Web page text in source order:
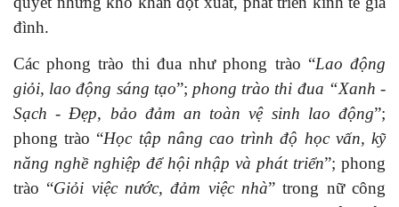
đình.
Các phong trào thi đua như phong trào “Lao động
giỏi, lao động sáng tạo”; phong trào thi đua “Xanh -
Sạch - Đẹp, bảo đảm an toàn vệ sinh lao động”;
phong trào “Học tập nâng cao trình độ học vấn, kỹ
năng nghề nghiệp để hội nhập và phát triển”; phong
trào “Giỏi việc nước, đảm việc nhà” trong nữ công